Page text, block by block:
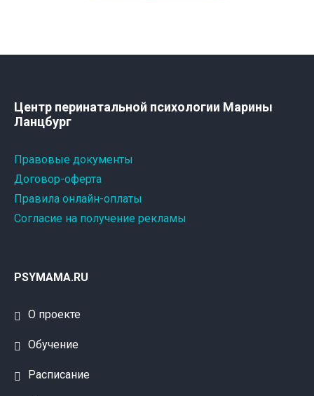
Центр перинатальной психологии Марины
Ланцбург
Правовые документы
Договор-оферта
Правила онлайн-оплаты
Согласие на получение рекламы
PSYMAMA.RU
О проекте
Обучение
Расписание